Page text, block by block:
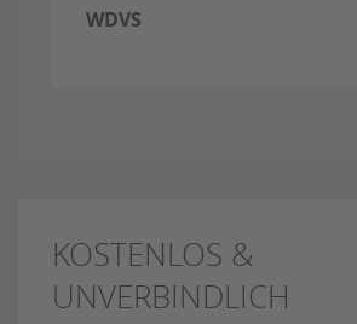
WDVS
KOSTENLOS &
UNVERBINDLICH